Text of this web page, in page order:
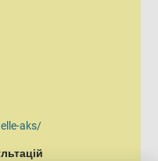
aks/